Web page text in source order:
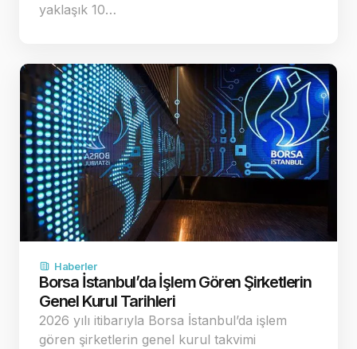
yaklaşık 10…
Haberler
Borsa İstanbul’da İşlem Gören Şirketlerin
Genel Kurul Tarihleri
2026 yılı itibarıyla Borsa İstanbul’da işlem
gören şirketlerin genel kurul takvimi